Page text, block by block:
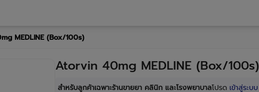
MEDLINE (Box/100s)
Atorvin 40mg MEDLINE (Box/100s)
สำหรับลูกค้าเฉพาะร้านขายยา คลินิก และโรงพยาบาลโปรด เข้าสู่ระบบ